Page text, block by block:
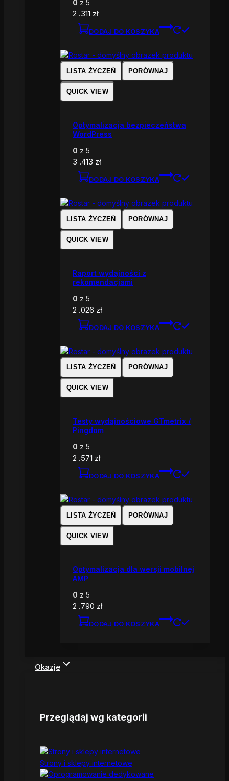
0 z 5
2 .311 zł
DODAJ DO KOSZYKA
LISTA ŻYCZEŃ PORÓWNAJ
QUICK VIEW
Optymalizacja bezpieczeństwa
WordPress
0 z 5
3 .413 zł
DODAJ DO KOSZYKA
LISTA ŻYCZEŃ PORÓWNAJ
QUICK VIEW
Raport wydajności z
rekomendacjami
0 z 5
2 .026 zł
DODAJ DO KOSZYKA
LISTA ŻYCZEŃ PORÓWNAJ
QUICK VIEW
Testy wydajnościowe GTmetrix /
Pingdom
0 z 5
2 .571 zł
DODAJ DO KOSZYKA
LISTA ŻYCZEŃ PORÓWNAJ
QUICK VIEW
Optymalizacja dla wersji mobilnej
AMP
0 z 5
2 .790 zł
DODAJ DO KOSZYKA
Okazje
Przeglądaj wg kategorii
Strony i sklepy internetowe